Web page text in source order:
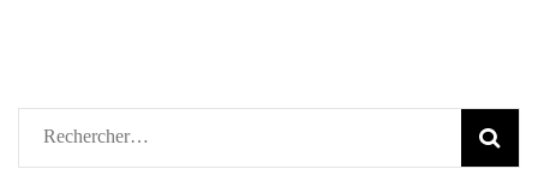
Rechercher :